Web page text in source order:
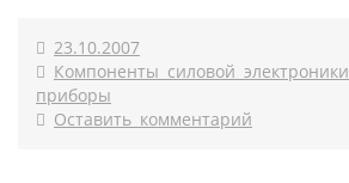
23.10.2007
Компоненты силовой электроники
приборы
Оставить комментарий